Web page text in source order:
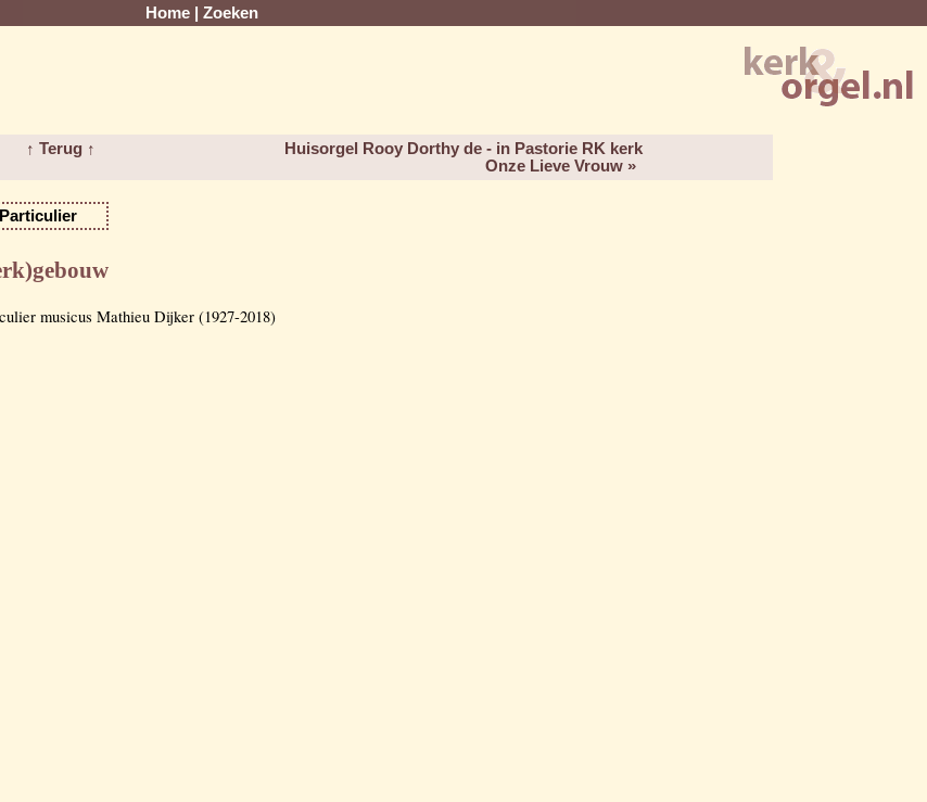
Home Zoeken
↑ Terug ↑
Huisorgel Rooy Dorthy de - in Pastorie RK kerk
Onze Lieve Vrouw »
Particulier
musicus Mathieu Dijker (1927-2018)